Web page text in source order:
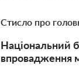
Стисло про
Національний
впровадження